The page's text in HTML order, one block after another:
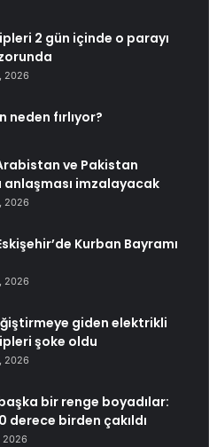
2 gün içinde o parayı
2026
fırlıyor?
ve Pakistan
anlaşması imzalayacak
2026
Kurban Bayramı
2026
giden elektrikli
şoke oldu
2026
bir renge boyadılar:
derece birden çakıldı
2026